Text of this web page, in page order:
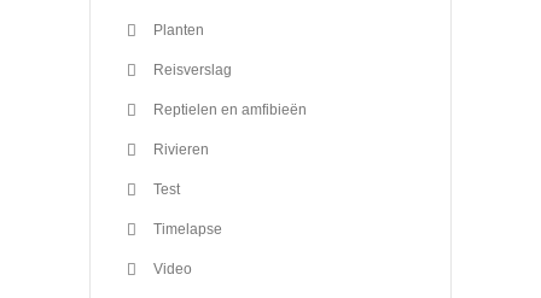
Planten
Reisverslag
Reptielen en amfibieën
Rivieren
Test
Timelapse
Video